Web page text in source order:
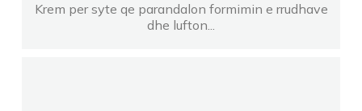
Krem per syte qe parandalon formimin e rrudhave
dhe lufton...